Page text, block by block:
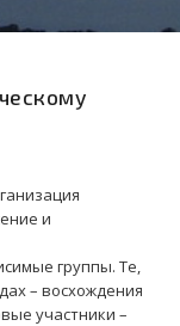
и
группы. Те,
– восхождения
участники –